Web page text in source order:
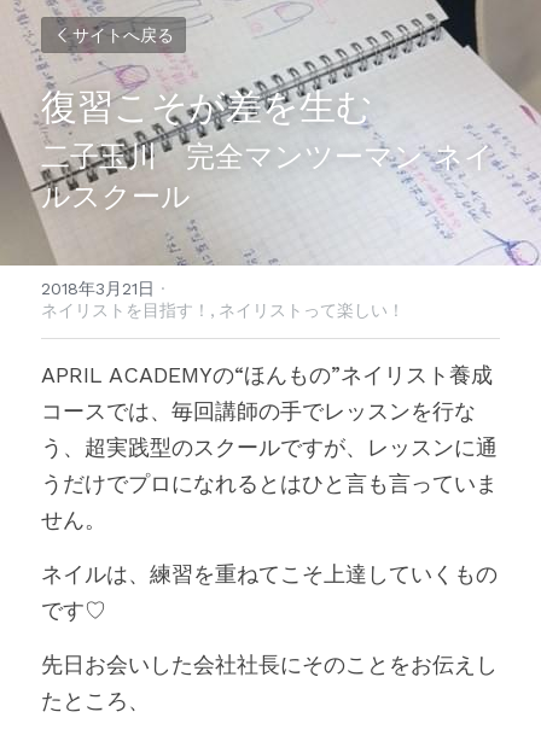
サイトへ戻る
復習こそが差を生む
二子玉川　完全マンツーマン ネイ
ルスクール
2018年3月21日 ·
ネイリストを目指す！, ネイリストって楽しい！
APRIL ACADEMYの“ほんもの”ネイリスト養成
コースでは、毎回講師の手でレッスンを行な
う、超実践型のスクールですが、レッスンに通
うだけでプロになれるとはひと言も言っていま
せん。
ネイルは、練習を重ねてこそ上達していくもの
です♡
先日お会いした会社社長にそのことをお伝えし
たところ、